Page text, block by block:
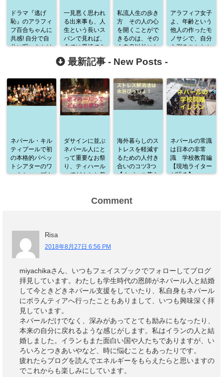
ドラマ『逃げ
恥』のアラフィ
フ百合ちゃんに
共感! 自分で自
分に呪いをかけ
一見悪く思われ
る出来事も、人
生という長いス
パンで見れば、
全ては愛情であ
る
私流人生の歩き
方 その人の心
を開くことがで
きるのは、その
人自身以外にな
アラフィフ女子
よ、年齢という
他人の作ったモ
ノサシで、自分
を測ることなか
最新記事 - New Posts -
ネパール・キル
ティプールで初
の本格的パペッ
トシアターのワ
ークショップ！
ダサインに並ぶ
ネパール人にと
って重要なお祭
り、ティハール
ってどんなお祭
海外暮らしのス
トレスを軽減す
るための人付き
合いのコツ3つ
【ネパール暮ら
ネパールの常識
は日本の非常
識 学校教育編
【現地ライター
が語る】
Comment
Risa
2018年8月27日 6:56 PM
miyachikaさん、いつもフェイスブックでフォローしてブログ
拝見しています。わたしも学生時代の恩師がネパール人と結婚
して今ときどきネパール支援をしていたり、私自身もネパール
にボラんティアへ行ったこともありまして、いつも興味深く拝
見しています。
ネパールだけでなく、深みがあってとても励みにもなったり、
本来の自分に戻れるような感じがします。私はイランの人と結
婚しました。イランもまた面白い国や人たちでありますが、い
ろいろとつきあいやなど、時に悩むこともあったりです。
疲れたらブログを読んでエネルギーをもらえたらと思いますの
でこれからも楽しみにしています。